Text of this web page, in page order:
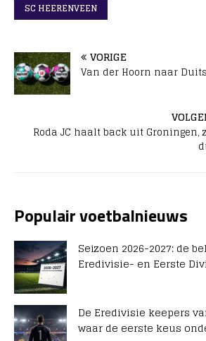
SC HEERENVEEN
VORIGE
Van der Hoorn naar
Roda JC haalt back uit Groningen,
Populair voetbalnieuws
Seizoen 2026-2027: de
Eredivisie- en Eerste
De Eredivisie keepers
waar de eerste keus